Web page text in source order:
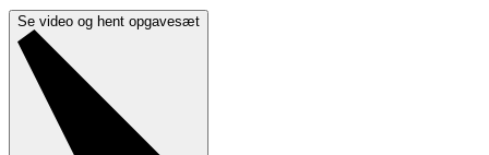
Se video og hent opgavesæt